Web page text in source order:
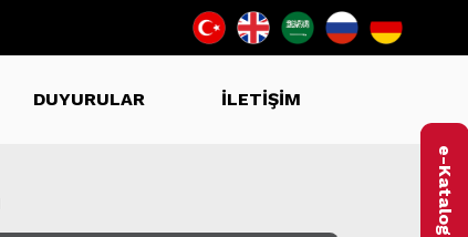
DUYURULAR İLETİŞİM
e-Katalog